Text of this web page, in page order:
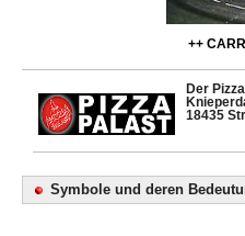
++
Der
18435
Symbole und deren